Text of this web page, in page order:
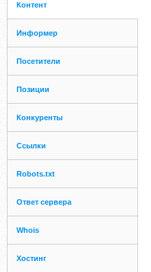
Контент
Информер
Посетители
Позиции
Конкуренты
Ссылки
Robots.txt
Ответ сервера
Whois
Хостинг